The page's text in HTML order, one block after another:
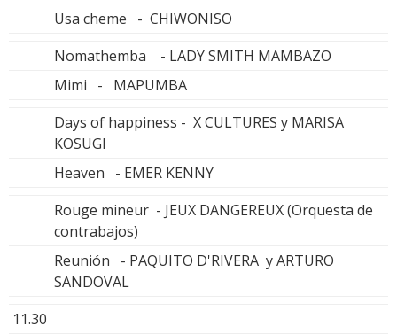
Usa cheme - CHIWONISO
Nomathemba - LADY SMITH MAMBAZO
Mimi - MAPUMBA
Days of happiness - X CULTURES y MARISA
KOSUGI
Heaven - EMER KENNY
Rouge mineur - JEUX DANGEREUX (Orquesta de
contrabajos)
Reunión - PAQUITO D'RIVERA y ARTURO
SANDOVAL
11.30